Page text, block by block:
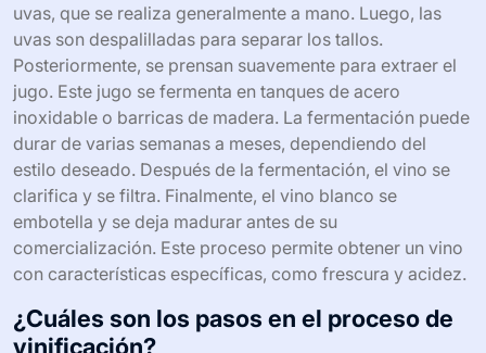
uvas, que se realiza generalmente a mano. Luego, las
uvas son despalilladas para separar los tallos.
Posteriormente, se prensan suavemente para extraer el
jugo. Este jugo se fermenta en tanques de acero
inoxidable o barricas de madera. La fermentación puede
durar de varias semanas a meses, dependiendo del
estilo deseado. Después de la fermentación, el vino se
clarifica y se filtra. Finalmente, el vino blanco se
embotella y se deja madurar antes de su
comercialización. Este proceso permite obtener un vino
con características específicas, como frescura y acidez.
¿Cuáles son los pasos en el proceso de
vinificación?